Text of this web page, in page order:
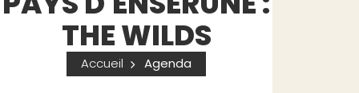
THE WILDS
Accueil Agenda